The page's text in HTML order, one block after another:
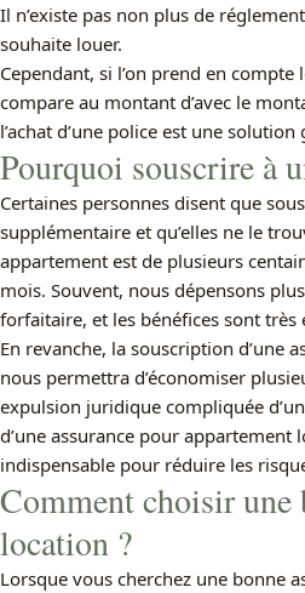
Il n’existe pas non plus de
souhaite louer.
Cependant, si l’on prend en compte
compare au montant d’avec le
l’achat d’une police est une
Pourquoi souscrire à
Certaines personnes disent que
supplémentaire et qu’elles ne le
appartement est de plusieurs
mois. Souvent, nous dépensons
forfaitaire, et les bénéfices sont très
En revanche, la souscription d’une
nous permettra d’économiser
expulsion juridique compliquée
d’une assurance pour appartement
indispensable pour réduire les
Comment choisir une
location ?
Lorsque vous cherchez une bonne